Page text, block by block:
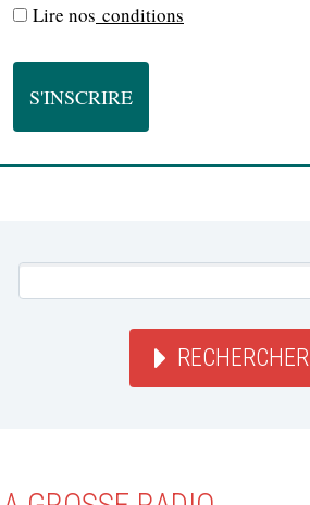
Lire nos conditions
RECHERCHER